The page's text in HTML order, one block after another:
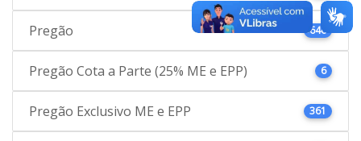
Pregão 646
Pregão Cota a Parte (25% ME e EPP) 6
Pregão Exclusivo ME e EPP 361